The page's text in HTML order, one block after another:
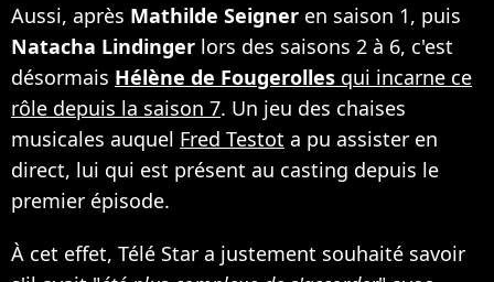
Aussi, après Mathilde Seigner en saison 1, puis
Natacha Lindinger lors des saisons 2 à 6, c'est
désormais Hélène de Fougerolles qui incarne ce
rôle depuis la saison 7. Un jeu des chaises
musicales auquel Fred Testot a pu assister en
direct, lui qui est présent au casting depuis le
premier épisode.
À cet effet, Télé Star a justement souhaité savoir